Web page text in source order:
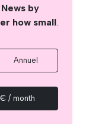
by
how small.
Annuel
/ month